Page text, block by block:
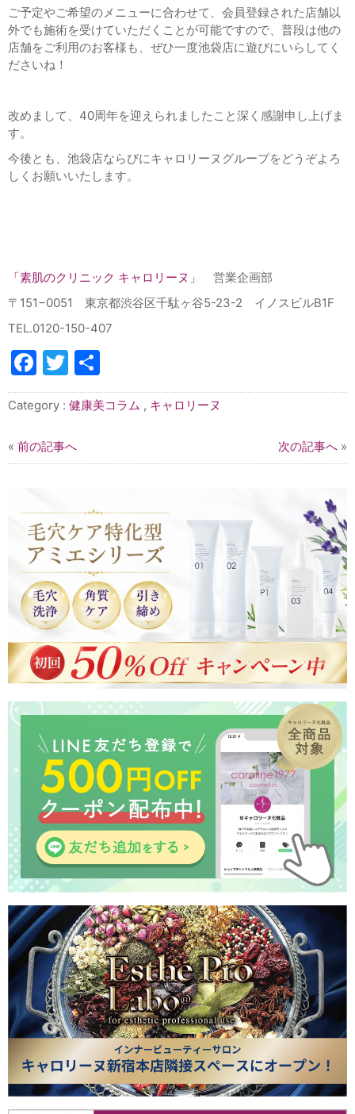
ご予定やご希望のメニューに合わせて、会員登録された店舗以
外でも施術を受けていただくことが可能ですので、普段は他の
店舗をご利用のお客様も、ぜひ一度池袋店に遊びにいらしてく
ださいね！
改めまして、 40周年を迎えられましたこと深く感謝申し上げま
す。
今後とも、池袋店ならびにキャロリーヌグループをどうぞよろ
しくお願いいたします。
「素肌のクリニック キャロリーヌ」
営業企画部
〒151−0051 東京都渋谷区千駄ヶ谷5-23-2 イノスビルB1F
TEL.0120-150-407
Facebook
Twitter
有
Category : 健康美コラム , キャロリーヌ
« 前の記事へ 次の記事へ »